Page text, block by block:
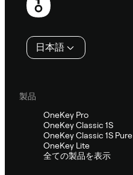
日本語
製品
OneKey Pro
OneKey Classic 1S
OneKey Classic 1S Pure
OneKey Lite
全ての製品を表示